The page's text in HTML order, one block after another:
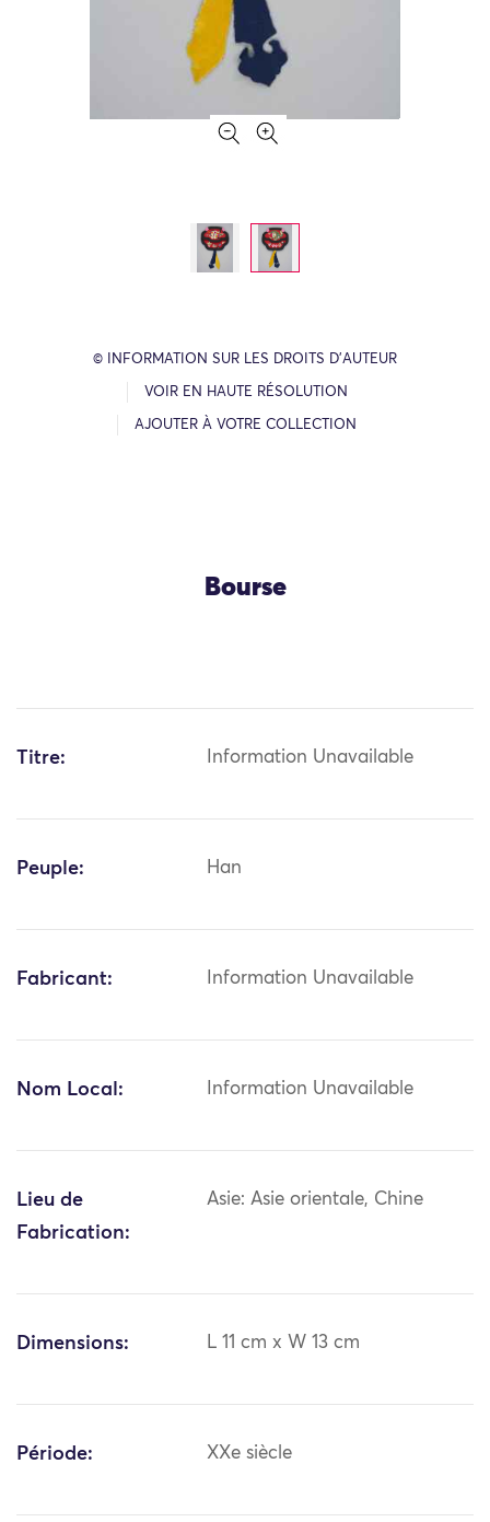
© INFORMATION SUR LES DROITS D’AUTEUR
VOIR EN HAUTE RÉSOLUTION
AJOUTER À VOTRE COLLECTION
Bourse
Titre: Information Unavailable
Peuple: Han
Fabricant: Information Unavailable
Nom Local: Information Unavailable
Lieu de
Fabrication:
Asie: Asie orientale, Chine
Dimensions: L 11 cm x W 13 cm
Période: XXe siècle